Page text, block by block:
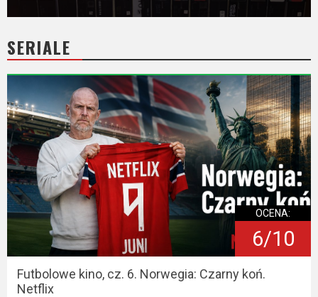
SERIALE
OCENA:
6/10
Futbolowe kino, cz. 6. Norwegia: Czarny koń.
Netflix